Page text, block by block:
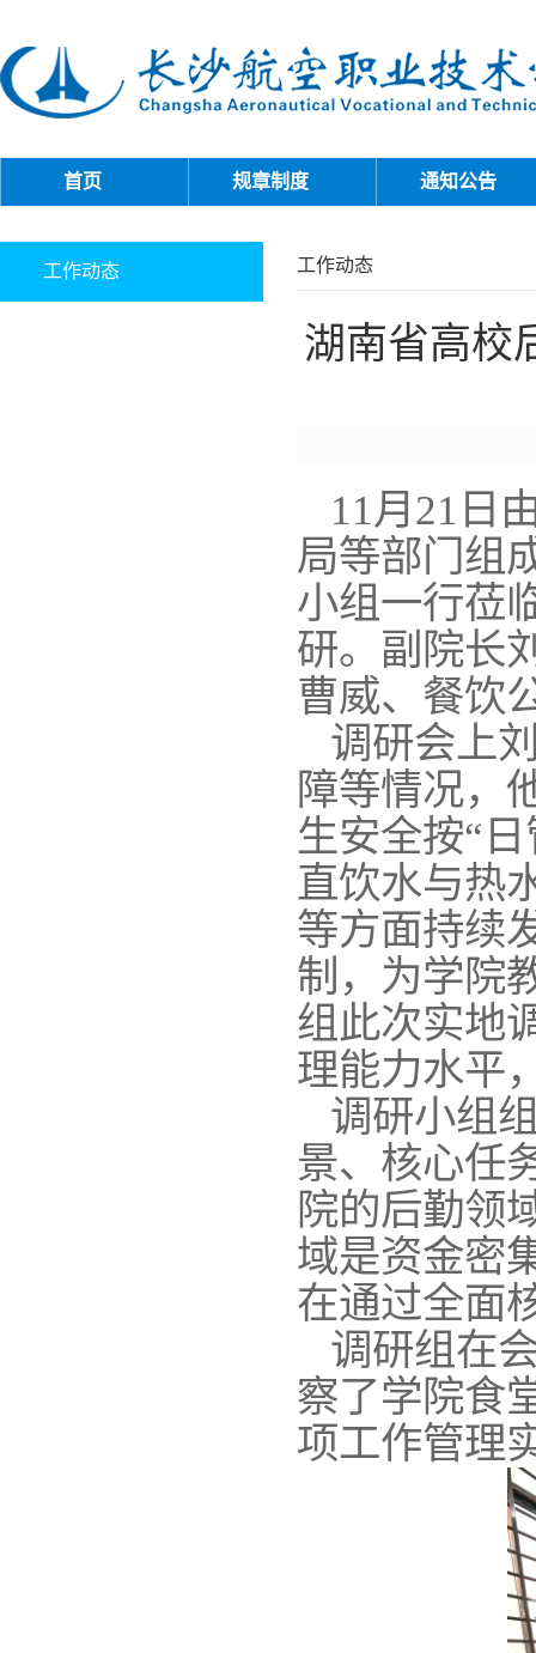
首页 规章制度 通知公告
工作动态 工作动态
湖南省高校
11月21日
局等部门组
小组一行莅
研。副院长
曹威、餐饮
调研会上
障等情况，
生安全按“
直饮水与热
等方面持续
制，为学院
组此次实地
理能力水平
调研小组
景、核心任
院的后勤领
域是资金密
在通过全面
调研组在
察了学院食
项工作管理